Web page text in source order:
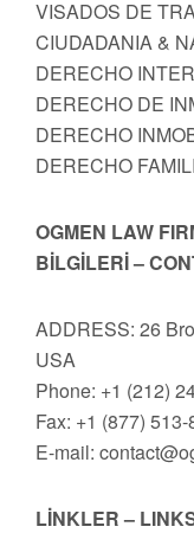
VISADOS DE
CIUDADANIA &
DERECHO
DERECHO DE
DERECHO
DERECHO
OGMEN LAW
BİLGİLERİ –
ADDRESS: 26
USA
Phone: +1 (212)
Fax: +1 (877) 513-
E-mail:
LİNKLER –